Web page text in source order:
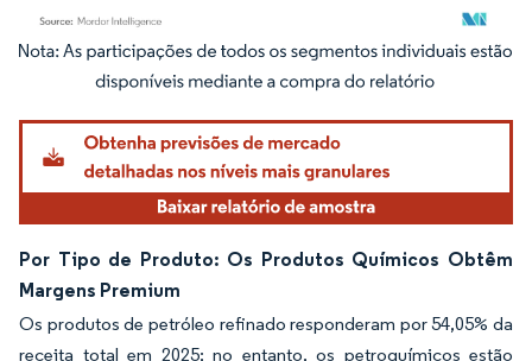
Imagem © Mordor Intelligence. O reuso requer atribuição conforme CC BY 4.0.
Por Tipo de Produto: Os Produtos Químicos Obtêm
Margens Premium
Os produtos de petróleo refinado responderam por 54,05% da
receita total em 2025; no entanto, os petroquímicos estão